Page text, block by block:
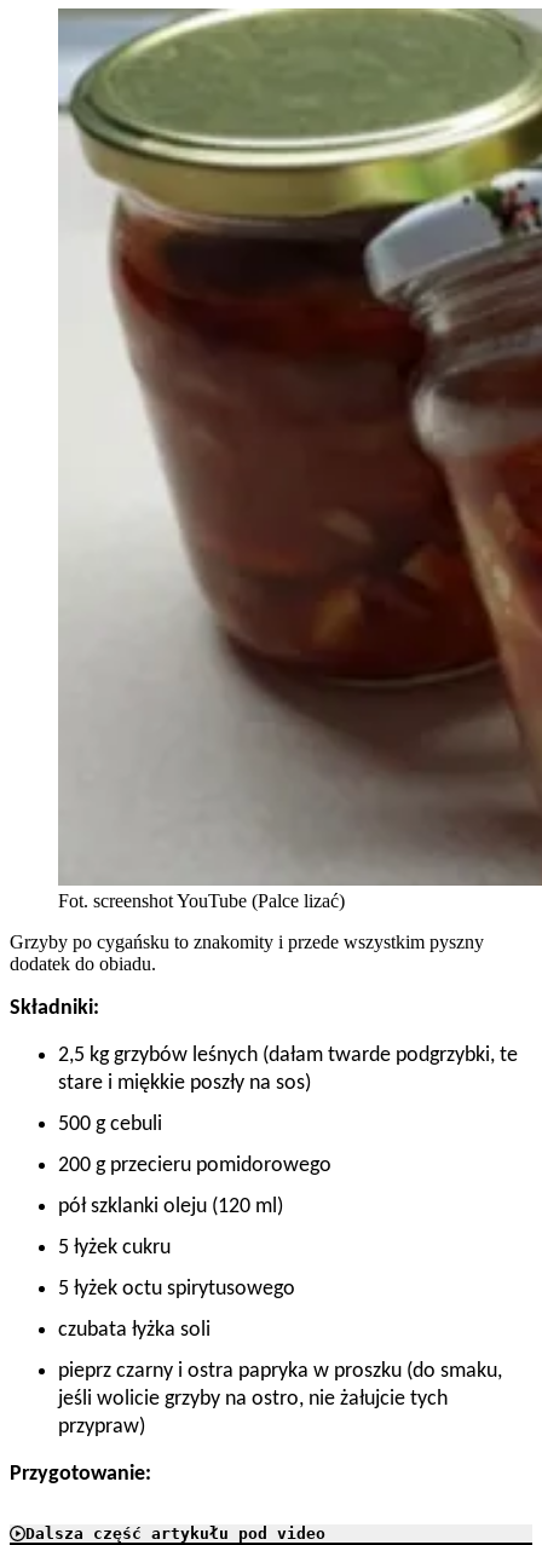
Fot. screenshot YouTube (Palce lizać)
Grzyby po cygańsku to znakomity i przede wszystkim pyszny
dodatek do obiadu.
Składniki:
2,5 kg grzybów leśnych (dałam twarde podgrzybki, te
stare i miękkie poszły na sos)
500 g cebuli
200 g przecieru pomidorowego
pół szklanki oleju (120 ml)
5 łyżek cukru
5 łyżek octu spirytusowego
czubata łyżka soli
pieprz czarny i ostra papryka w proszku (do smaku,
jeśli wolicie grzyby na ostro, nie żałujcie tych
przypraw)
Przygotowanie:
Dalsza część artykułu pod video